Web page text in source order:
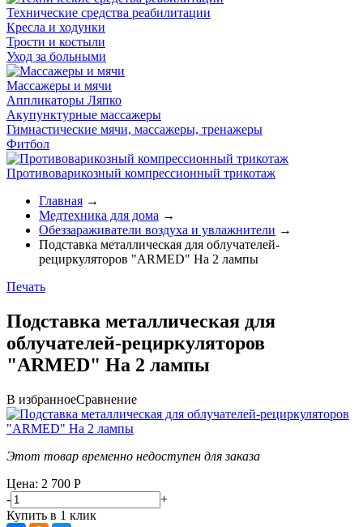
Технические средства реабилитации
Кресла и ходунки
Трости и костыли
Уход за больными
Массажеры и мячи
Аппликаторы Ляпко
Акупунктурные массажеры
Гимнастические мячи, массажеры, тренажеры
Фитбол
Противоварикозный компрессионный трикотаж
Главная →
Медтехника для дома →
Обеззараживатели воздуха и увлажнители →
Подставка металлическая для облучателей-
рециркуляторов "ARMED" На 2 лампы
Печать
Подставка металлическая для
облучателей-рециркуляторов
"ARMED" На 2 лампы
В избранноеСравнение
Этот товар временно недоступен для заказа
Цена: 2 700 Р
-
+
Купить в 1 клик